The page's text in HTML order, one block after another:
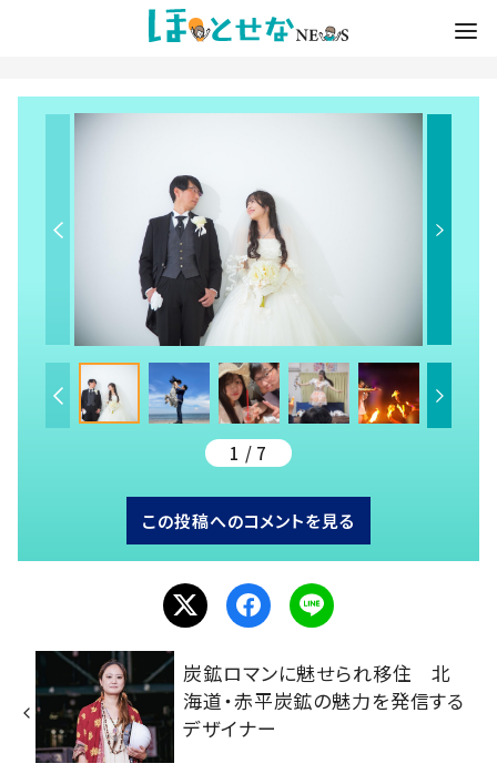
1 / 7
この投稿へのコメントを見る
炭鉱ロマンに魅せられ移住 北
海道・赤平炭鉱の魅力を発信する
デザイナー